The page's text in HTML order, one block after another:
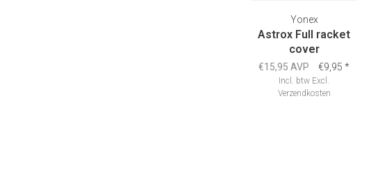
Yonex
Astrox Full racket
cover
€15,95 AVP €9,95 *
Incl. btw Excl.
Verzendkosten